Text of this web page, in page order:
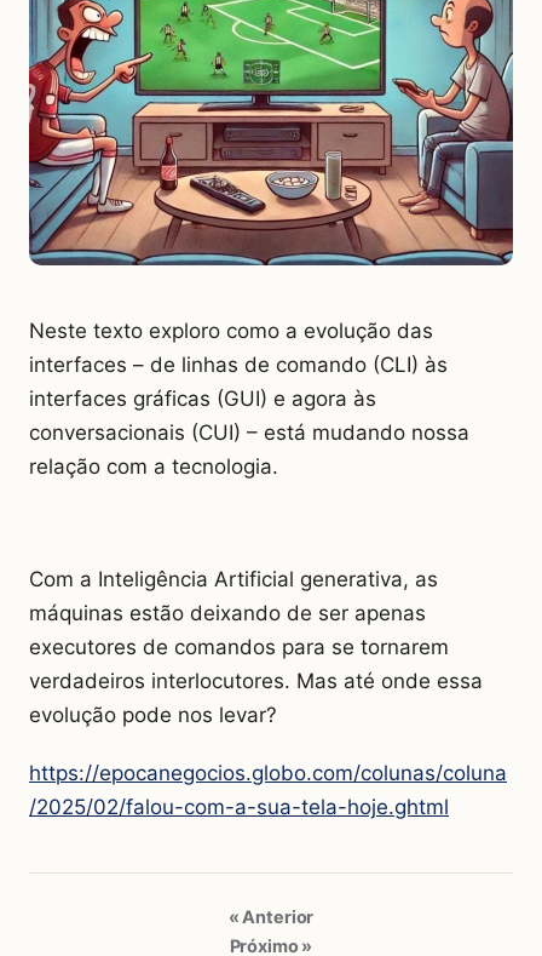
Neste texto exploro como a evolução das
interfaces – de linhas de comando (CLI) às
interfaces gráficas (GUI) e agora às
conversacionais (CUI) – está mudando nossa
relação com a tecnologia.
Com a Inteligência Artificial generativa, as
máquinas estão deixando de ser apenas
executores de comandos para se tornarem
verdadeiros interlocutores. Mas até onde essa
evolução pode nos levar?
https://epocanegocios.globo.com/colunas/coluna
/2025/02/falou-com-a-sua-tela-hoje.ghtml
« Anterior
Próximo »